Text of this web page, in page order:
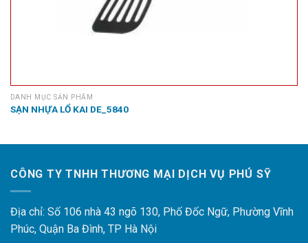
DANH MỤC SẢN PHẨM
SẠN NHỰA LỔ KAI DE_5840
CÔNG TY TNHH THƯƠNG MẠI DỊCH VỤ PHÚ SỸ
Địa chỉ: Số 106 nhà 43 ngõ 130, Phố Đốc Ngữ, Phường Vĩnh
Phúc, Quận Ba Đình, TP Hà Nội